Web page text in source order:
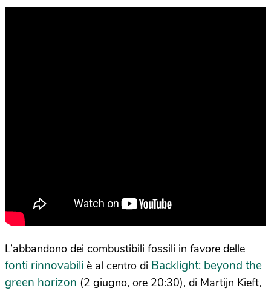
L’abbandono dei combustibili fossili in favore delle
fonti rinnovabili è al centro di Backlight: beyond the
green horizon (2 giugno, ore 20:30), di Martijn Kieft,